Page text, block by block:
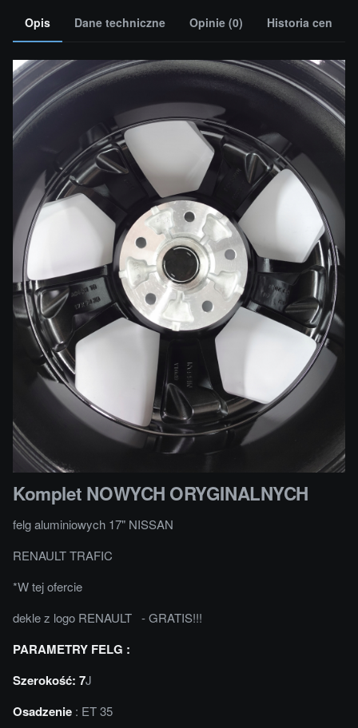
Opis Dane techniczne Opinie (0) Historia cen
Komplet NOWYCH ORYGINALNYCH
felg aluminiowych 17" NISSAN
RENAULT TRAFIC
*W tej ofercie
dekle z logo RENAULT - GRATIS!!!
PARAMETRY FELG :
Szerokość: 7J
Osadzenie : ET 35